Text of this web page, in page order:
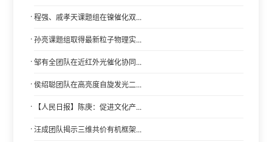
· 程强、戚孝天课题组在镍催化双...
· 孙亮课题组取得最新粒子物理实...
· 邹有全团队在近红外光催化协同...
· 侯绍聪团队在高亮度自旋发光二...
· 【人民日报】陈庚：促进文化产...
· 汪成团队揭示三维共价有机框架...